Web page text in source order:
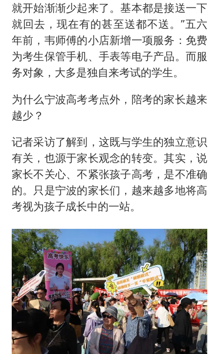
就开始渐渐少起来了。基本都是接送一下
就回去，现在有的甚至送都不送。”五六
年前，韦师傅的小店新增一项服务：免费
为考生保管手机、手表等电子产品。而服
务对象，大多是独自来考试的学生。
为什么宁波高考考点外，陪考的家长越来
越少？
记者采访了解到，这既与学生的独立意识
有关，也源于家长观念的转变。其实，说
家长不关心、不紧张孩子高考，是不准确
的。只是宁波的家长们，越来越多地将高
考视为孩子成长中的一站。